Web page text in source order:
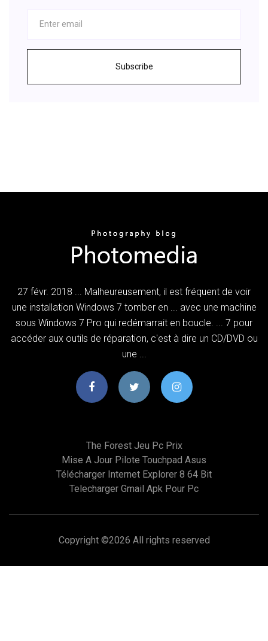
Subscribe
27 févr. 2018 ... Malheureusement, il est fréquent de voir
une installation Windows 7 tomber en ... avec une machine
sous Windows 7 Pro qui redémarrait en boucle. ... 7 pour
accéder aux outils de réparation, c'est à dire un CD/DVD ou
une ...
The Forest Jeu Pc Prix
Mise A Jour Pilote Touchpad Asus
Télécharger Internet Explorer 8 64 Bit
Telecharger Gmail Apk Pour Pc
Copyright ©2026 All rights reserved